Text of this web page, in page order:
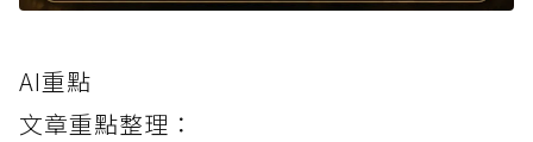
AI重點
文章重點整理：